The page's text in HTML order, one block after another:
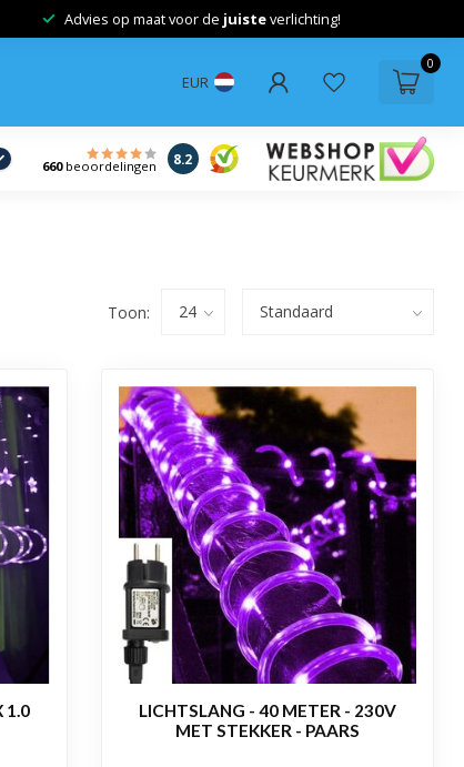
Advies op maat voor de juisteverlichting!
EUR
0
660beoordelingen 8.2
Toon:
1.0
LICHTSLANG - 40 METER - 230V
MET STEKKER - PAARS